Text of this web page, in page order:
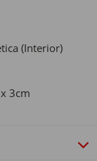
(Interior)
3cm